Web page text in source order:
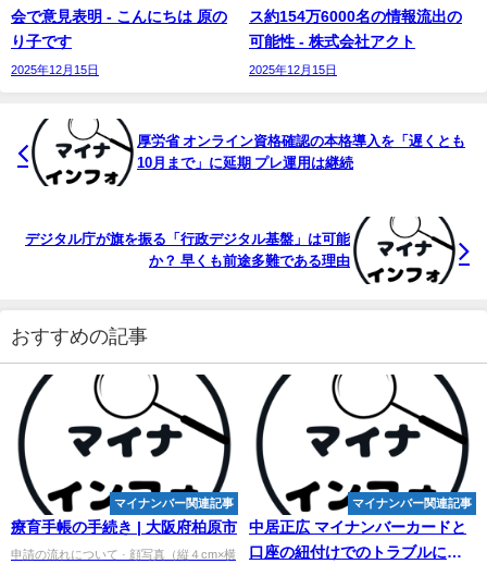
会で意見表明 - こんにちは 原の
り子です
2025年12月15日
ス約154万6000名の情報流出の
可能性 - 株式会社アクト
2025年12月15日
厚労省 オンライン資格確認の本格導入を「遅くとも
10月まで」に延期 プレ運用は継続
デジタル庁が旗を振る「行政デジタル基盤」は可能
か？ 早くも前途多難である理由
おすすめの記事
マイナンバー関連記事
療育手帳の手続き | 大阪府柏原市
申請の流れについて · 顔写真（縦４cm×横
マイナンバー関連記事
中居正広 マイナンバーカードと
口座の紐付けでのトラブルに